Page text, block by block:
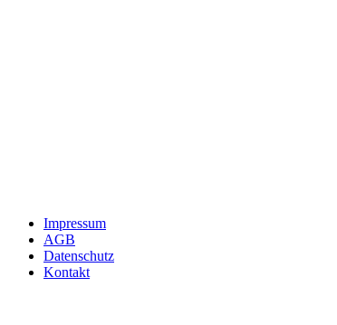
Impressum
AGB
Datenschutz
Kontakt